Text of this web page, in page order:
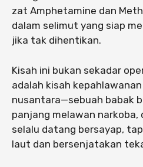
zat Amphetamine dan
dalam selimut yang siap
jika tak dihentikan.
Kisah ini bukan sekadar
adalah kisah
nusantara—sebuah babak
panjang melawan narkoba,
selalu datang bersayap,
laut dan bersenjatakan